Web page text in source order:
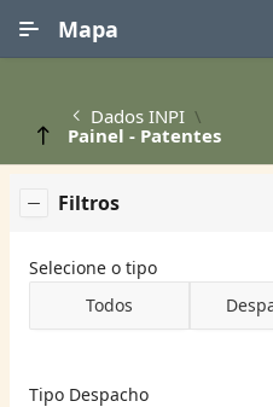
Mapa
Dados INPI
Painel - Patentes
Filtros
Selecione o tipo
Todos
Tipo Despacho